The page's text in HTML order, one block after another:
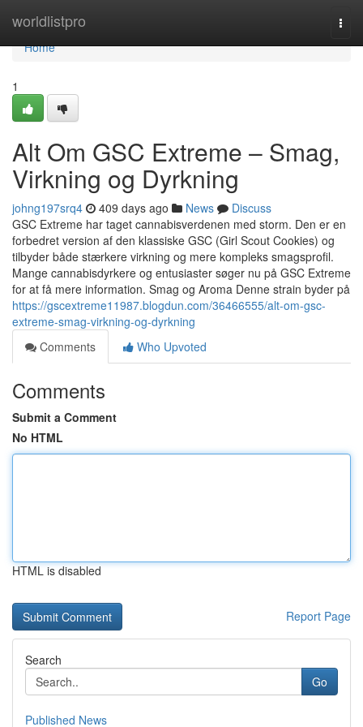
worldlistpro
Home
Home
1
Alt Om GSC Extreme – Smag,
Virkning og Dyrkning
johng197srq4 409 days ago News
Discuss
GSC Extreme har taget cannabisverdenen med storm. Den er en
forbedret version af den klassiske GSC (Girl Scout Cookies) og
tilbyder både stærkere virkning og mere kompleks smagsprofil.
Mange cannabisdyrkere og entusiaster søger nu på GSC Extreme
for at få mere information. Smag og Aroma Denne strain byder på
https://gscextreme11987.blogdun.com/36466555/alt-om-gsc-
extreme-smag-virkning-og-dyrkning
Comments
Who Upvoted
Comments
Submit a Comment
No HTML
HTML is disabled
Report Page
Search
Go
Published News